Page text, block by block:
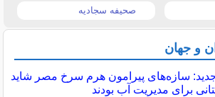
صحیفه سجادیه
و جهان
سازه‌های پیرامون هرم سرخ مصر شاید
برای مدیریت آب بودند